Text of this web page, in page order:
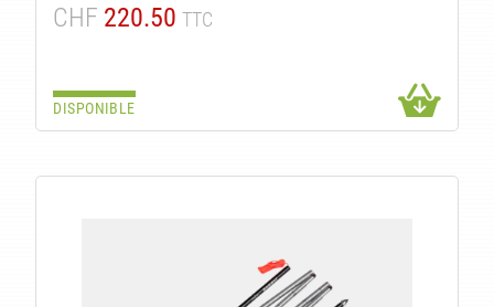
CHF 220.50 TTC
DISPONIBLE